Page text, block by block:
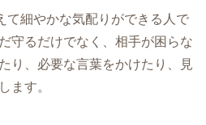
て細やかな気配りができる人で
守るだけでなく、相手が困らな
り、必要な言葉をかけたり、見
ます。